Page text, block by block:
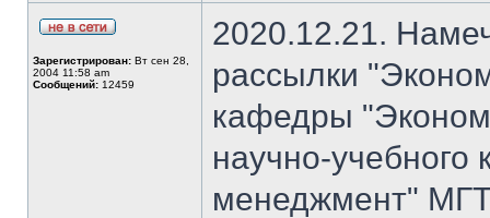
Зарегистрирован: Вт сен 28,
2004 11:58 am
Сообщений: 12459
2020.12.21.
рассылки
кафедры
научно-
менеджмент"